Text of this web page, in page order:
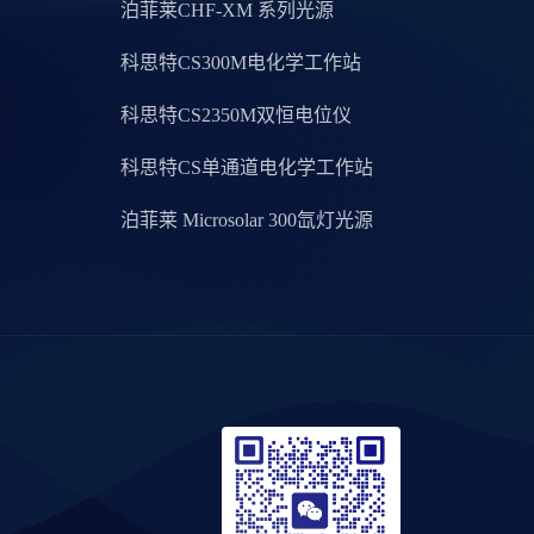
泊菲莱CHF-XM 系列光源
科思特CS300M电化学工作站
科思特CS2350M双恒电位仪
科思特CS单通道电化学工作站
泊菲莱 Microsolar 300氙灯光源